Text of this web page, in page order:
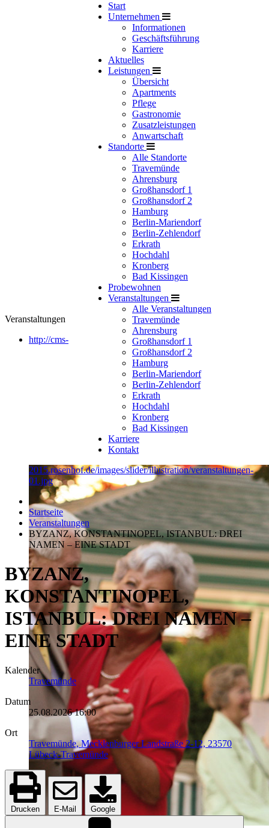
Start
Unternehmen
Informationen
Geschäftsführung
Karriere
Aktuelles
Leistungen
Übersicht
Apartments
Pflege
Gastronomie
Zusatzleistungen
Anwartschaft
Standorte
Alle Standorte
Travemünde
Ahrensburg
Großhansdorf 1
Großhansdorf 2
Hamburg
Berlin-Mariendorf
Berlin-Zehlendorf
Erkrath
Hochdahl
Kronberg
Bad Kissingen
Probewohnen
Veranstaltungen
Alle Veranstaltungen
Travemünde
Ahrensburg
Großhansdorf 1
Großhansdorf 2
Hamburg
Berlin-Mariendorf
Berlin-Zehlendorf
Erkrath
Hochdahl
Kronberg
Bad Kissingen
Karriere
Kontakt
Veranstaltungen
http://cms-
2015.rosenhof.de/images/slider/illustration/veranstaltungen-
01.jpg
Startseite
Veranstaltungen
BYZANZ, KONSTANTINOPEL, ISTANBUL: DREI
NAMEN – EINE STADT
BYZANZ,
KONSTANTINOPEL,
ISTANBUL: DREI NAMEN –
EINE STADT
Kalender
Travemünde
Datum
25.08.2026 16:00
Ort
Travemünde, Mecklenburger Landstraße 2-12, 23570
Lübeck-Travemünde
Drucken E-Mail Google